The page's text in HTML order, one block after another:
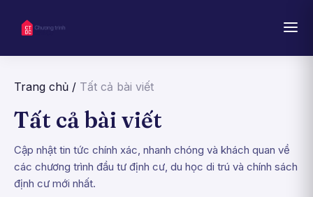
Trang chủ / Tất cả bài viết
Tất cả bài viết
Cập nhật tin tức chính xác, nhanh chóng và khách quan về
các chương trình đầu tư định cư, du học di trú và chính sách
định cư mới nhất.